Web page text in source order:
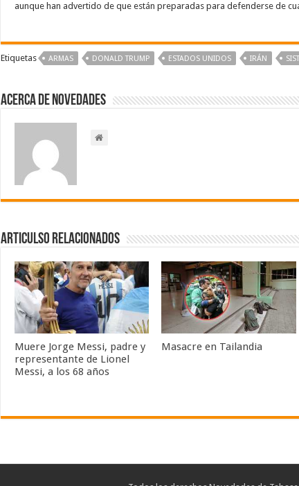
aunque han advertido de que están preparadas para defenderse de
Etiquetas ARMAS DONALD TRUMP ESTADOS UNIDOS ‪IRÁN‬
Acerca de NOVEDADES
Articulso Relacionados
Muere Jorge Messi, padre y
representante de Lionel
Messi, a los 68 años
Masacre en Tailandia